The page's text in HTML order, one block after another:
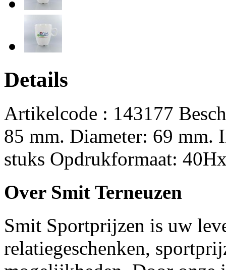
Details
Artikelcode : 143177
85 mm. Diameter: 69 mm.
stuks Opdrukformaat:
Over Smit Terneuzen
Smit Sportprijzen is uw
relatiegeschenken,